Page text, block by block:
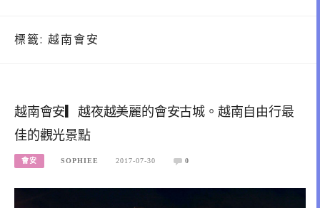
標籤: 越南會安
越南會安▎越夜越美麗的會安古城。越南自由行最
佳的觀光景點
會安 SOPHIEE 2017-07-30 0